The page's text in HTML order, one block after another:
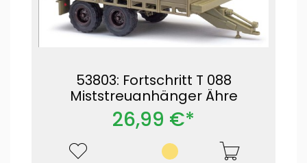
53803: Fortschritt T 088
Miststreuanhänger Ähre
26,99 €*